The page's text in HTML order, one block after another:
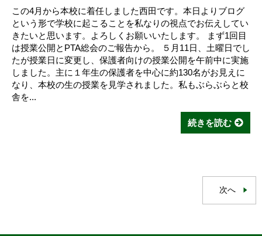
この4月から本校に着任しました西田です。本日よりブログ
という形で学校に起こることを私なりの視点でお伝えしてい
きたいと思います。よろしくお願いいたします。 まず1回目
は授業公開とPTA総会のご報告から。 ５月11日、土曜日でし
たが授業日に変更し、保護者向けの授業公開を午前中に実施
しました。主に１年生の保護者を中心に約130名がお見えに
なり、本校の生の授業を見学されました。私もぶらぶらと校
舎を...
続きを読む
次へ